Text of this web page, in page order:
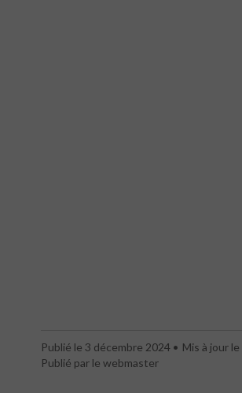
Publié le 3 décembre 2024
Mis à jour
Publié par le webmaster